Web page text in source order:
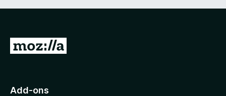
Z
M
Add-ons